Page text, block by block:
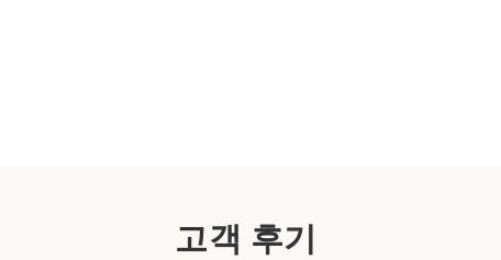
고객 후기